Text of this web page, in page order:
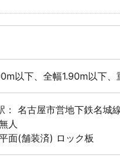
以下、全幅1.90m以下
： 名古屋市営地下鉄名城
人
面(舗装済) ロック板